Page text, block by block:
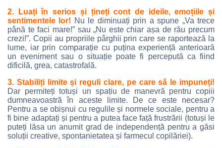
2. Luați în serios și țineți cont de ideile, emoțiile și
sentimentele lor! Nu le diminuați prin a spune „Va trece
până te faci mare!” sau „Nu este chiar așa de rău precum
crezi!”. Copii au propriile pârghii prin care se raportează la
lume, iar prin comparație cu puțina experiență anterioară
un eveniment sau o situație poate fi percepută ca fiind
dificilă, grea, catastrofală.
3. Stabiliți limite și reguli clare, pe care să le impuneți!
Dar permiteți totuși un spațiu de manevră pentru copiii
dumneavoastră în aceste limite. De ce este necesar?
Pentru a se obișnui cu regulile și normele sociale, pentru a
fi bine adaptați și pentru a putea face față frustrării (totuși le
puteți lăsa un anumit grad de independență pentru a găsi
soluții creative, spontanietatea și farmecul copilăriei).